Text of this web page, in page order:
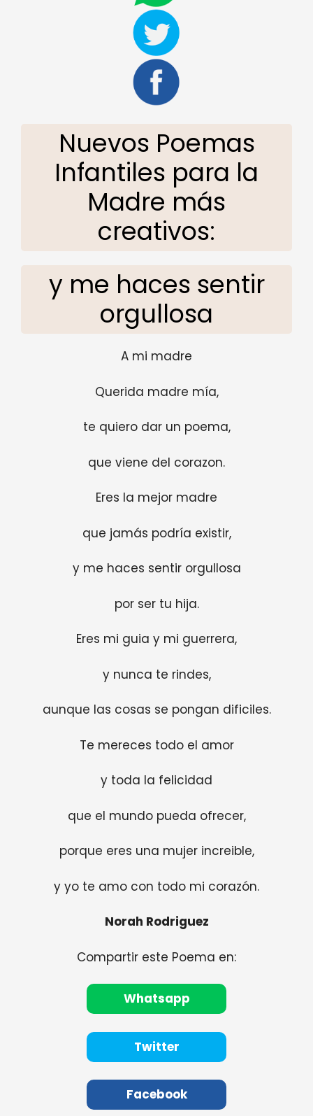
Nuevos Poemas
Infantiles para la
Madre más
creativos:
y me haces sentir
orgullosa
A mi madre
Querida madre mía,
te quiero dar un poema,
que viene del corazon.
Eres la mejor madre
que jamás podría existir,
y me haces sentir orgullosa
por ser tu hija.
Eres mi guia y mi guerrera,
y nunca te rindes,
aunque las cosas se pongan dificiles.
Te mereces todo el amor
y toda la felicidad
que el mundo pueda ofrecer,
porque eres una mujer increible,
y yo te amo con todo mi corazón.
Norah Rodriguez
Compartir este Poema en:
Whatsapp
Twitter
Facebook